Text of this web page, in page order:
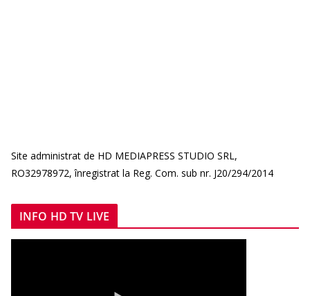
Site administrat de HD MEDIAPRESS STUDIO SRL,
RO32978972, înregistrat la Reg. Com. sub nr. J20/294/2014
INFO HD TV LIVE